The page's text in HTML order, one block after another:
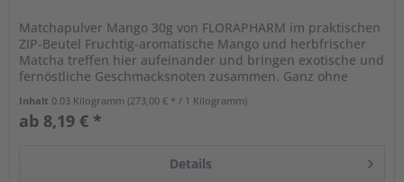
Matchapulver Mango 30g von FLORAPHARM im praktischen
ZIP-Beutel Fruchtig-aromatische Mango und herbfrischer
Matcha treffen hier aufeinander und bringen exotische und
fernöstliche Geschmacksnoten zusammen. Ganz ohne
Inhalt 0.03 Kilogramm(273,00 € * / 1 Kilogramm)
ab 8,19 € *
Details